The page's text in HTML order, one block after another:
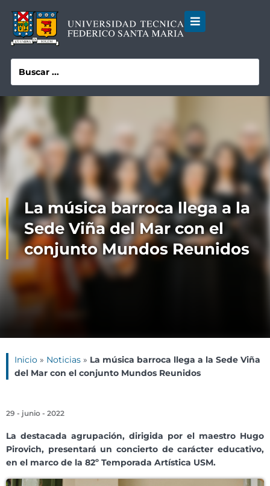
La música barroca llega a la
Sede Viña del Mar con el
conjunto Mundos Reunidos
Inicio » Noticias » La música barroca llega a la Sede Viña
del Mar con el conjunto Mundos Reunidos
29 - junio - 2022
La destacada agrupación, dirigida por el maestro Hugo
Pirovich, presentará un concierto de carácter educativo,
en el marco de la 82º Temporada Artística USM.